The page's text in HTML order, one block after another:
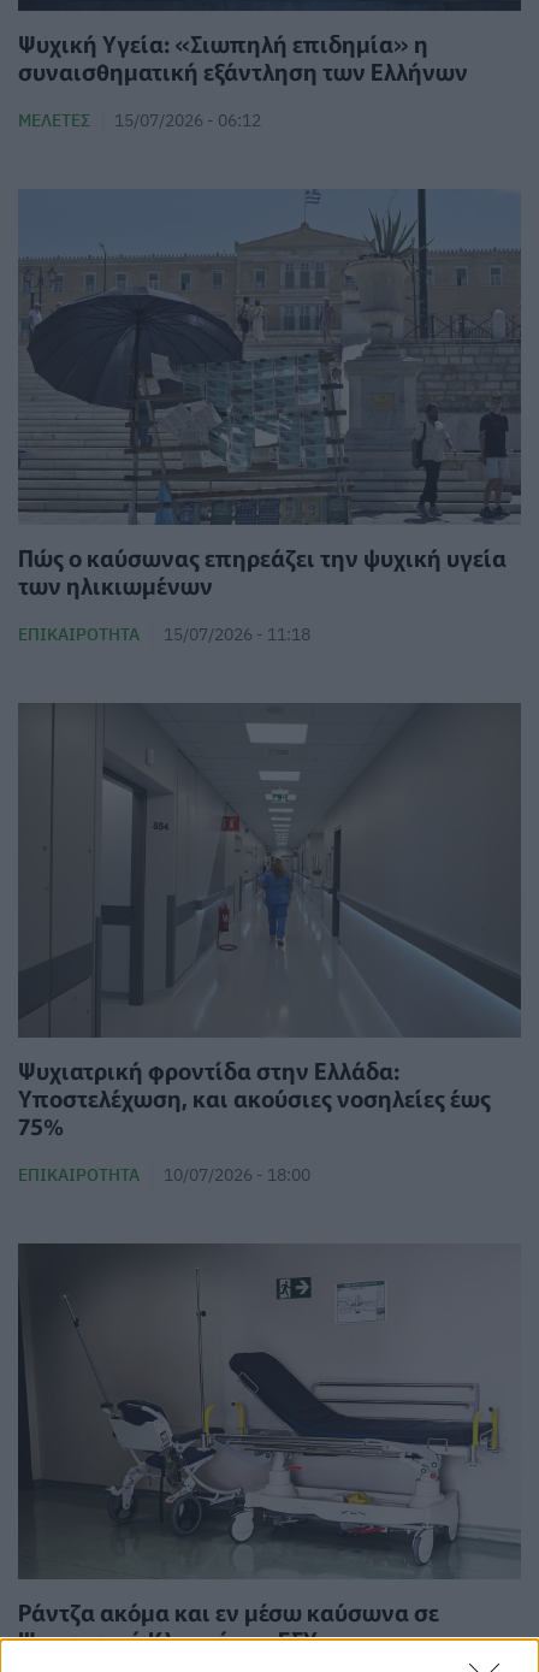
Ψυχική Υγεία: «Σιωπηλή επιδημία» η
συναισθηματική εξάντληση των Ελλήνων
ΜΕΛΈΤΕΣ 15/07/2026 - 06:12
Πώς ο καύσωνας επηρεάζει την ψυχική υγεία
των ηλικιωμένων
ΕΠΙΚΑΙΡΌΤΗΤΑ 15/07/2026 - 11:18
Ψυχιατρική φροντίδα στην Ελλάδα:
Υποστελέχωση, και ακούσιες νοσηλείες έως
75%
ΕΠΙΚΑΙΡΌΤΗΤΑ 10/07/2026 - 18:00
Ράντζα ακόμα και εν μέσω καύσωνα σε
Ψυχιατρική Κλινική του ΕΣΥ